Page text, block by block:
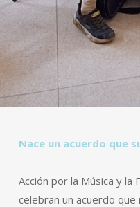
Nace un acuerdo que
Acción por la Música y la
celebran un acuerdo